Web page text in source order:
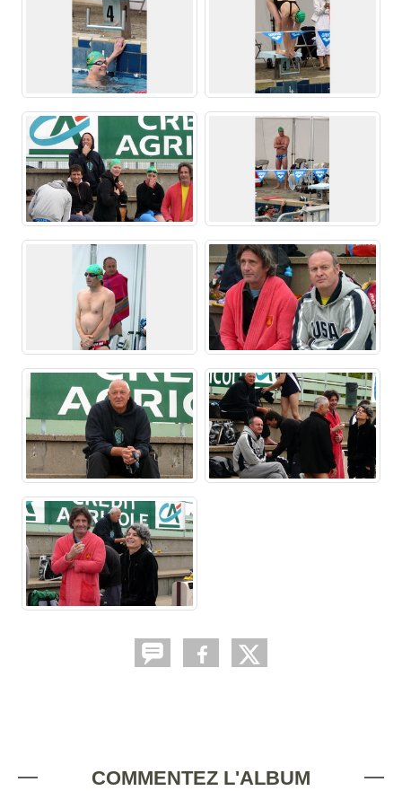
COMMENTEZ L'ALBUM